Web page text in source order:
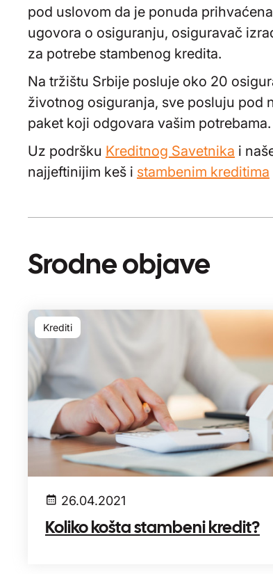
pod uslovom da je ponuda
ugovora o osiguranju, osiguravač
za potrebe stambenog kredita.
Na tržištu Srbije posluje oko 20
životnog osiguranja, sve posluju pod
paket koji odgovara vašim potrebama.
Uz podršku Kreditnog Savetnika i
najjeftinijim keš i stambenim kreditima
Srodne objave
Krediti
26.04.2021
Koliko košta stambeni kredit?